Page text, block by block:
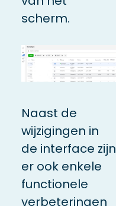
scherm.
Naast de
wijzigingen in
de interface zijn
er ook enkele
functionele
verbeteringen